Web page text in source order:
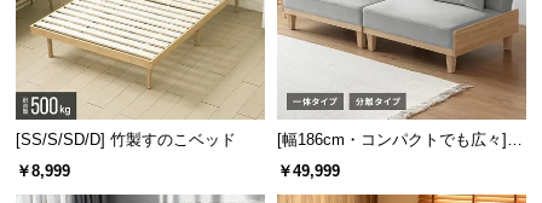
[SS/S/SD/D] 竹製すのこベッド
￥8,999
[幅186cm・コンパクトでも広々] 3
人掛けソファベッド リクライニン
グ 天然木フレーム 北欧
￥49,999